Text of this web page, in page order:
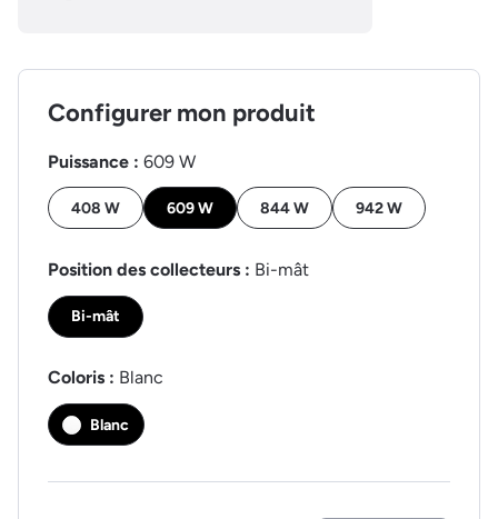
Configurer mon produit
Puissance : 609 W
408 W 609 W 844 W 942 W
Position des collecteurs : Bi-mât
Bi-mât
Coloris : Blanc
Blanc